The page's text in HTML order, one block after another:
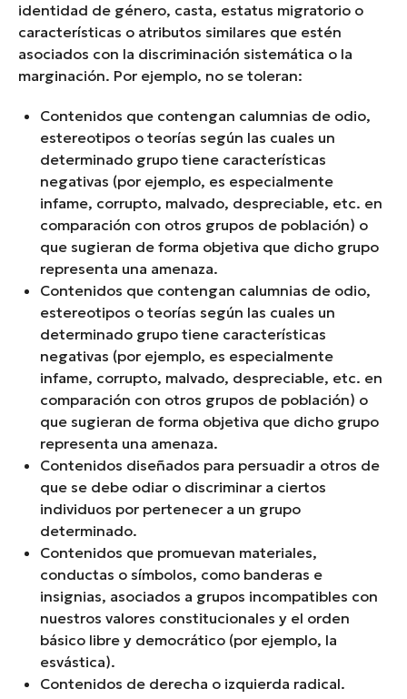
identidad de género, casta, estatus migratorio o
características o atributos similares que estén
asociados con la discriminación sistemática o la
marginación. Por ejemplo, no se toleran:
Contenidos que contengan calumnias de odio,
estereotipos o teorías según las cuales un
determinado grupo tiene características
negativas (por ejemplo, es especialmente
infame, corrupto, malvado, despreciable, etc. en
comparación con otros grupos de población) o
que sugieran de forma objetiva que dicho grupo
representa una amenaza.
Contenidos que contengan calumnias de odio,
estereotipos o teorías según las cuales un
determinado grupo tiene características
negativas (por ejemplo, es especialmente
infame, corrupto, malvado, despreciable, etc. en
comparación con otros grupos de población) o
que sugieran de forma objetiva que dicho grupo
representa una amenaza.
Contenidos diseñados para persuadir a otros de
que se debe odiar o discriminar a ciertos
individuos por pertenecer a un grupo
determinado.
Contenidos que promuevan materiales,
conductas o símbolos, como banderas e
insignias, asociados a grupos incompatibles con
nuestros valores constitucionales y el orden
básico libre y democrático (por ejemplo, la
esvástica).
Contenidos de derecha o izquierda radical.